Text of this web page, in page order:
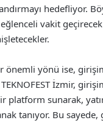
hedefliyor.
eğlenceli vakit
önemli yönü ise,
İzmir,
platform sunarak,
tanıyor. Bu